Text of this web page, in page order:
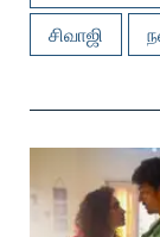
சிவாஜி